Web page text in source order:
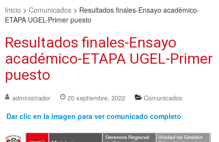
Inicio > Comunicados > Resultados finales-Ensayo académico-
ETAPA UGEL-Primer puesto
Resultados finales-Ensayo
académico-ETAPA UGEL-Primer
puesto
administrador 20 septiembre, 2022 Comunicados
Dar clic en la imagen para ver comunicado completo